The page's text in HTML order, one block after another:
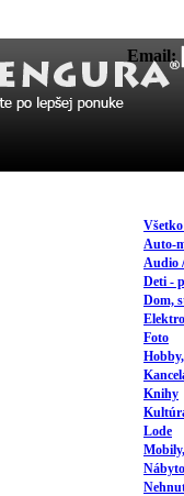
Email:
Auto-
Audio
Deti -
Dom,
Foto
Knihy
Lode